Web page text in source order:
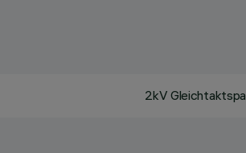
2kV